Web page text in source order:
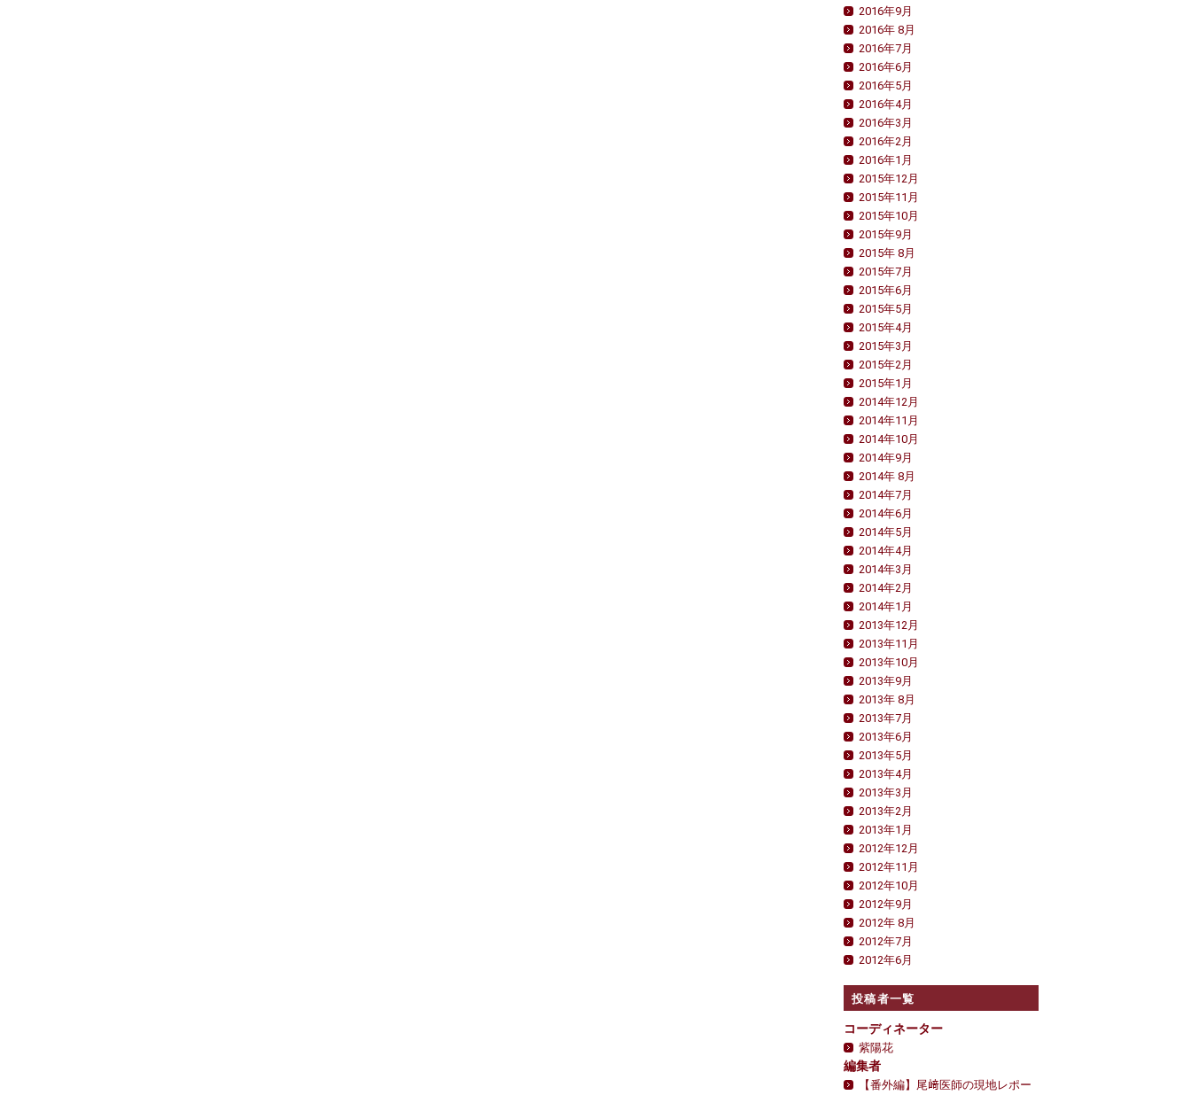
2016年9月
2016年 8月
2016年7月
2016年6月
2016年5月
2016年4月
2016年3月
2016年2月
2016年1月
2015年12月
2015年11月
2015年10月
2015年9月
2015年 8月
2015年7月
2015年6月
2015年5月
2015年4月
2015年3月
2015年2月
2015年1月
2014年12月
2014年11月
2014年10月
2014年9月
2014年 8月
2014年7月
2014年6月
2014年5月
2014年4月
2014年3月
2014年2月
2014年1月
2013年12月
2013年11月
2013年10月
2013年9月
2013年 8月
2013年7月
2013年6月
2013年5月
2013年4月
2013年3月
2013年2月
2013年1月
2012年12月
2012年11月
2012年10月
2012年9月
2012年 8月
2012年7月
2012年6月
投稿者一覧
コーディネーター
紫陽花
編集者
【番外編】尾﨑医師の現地レポー